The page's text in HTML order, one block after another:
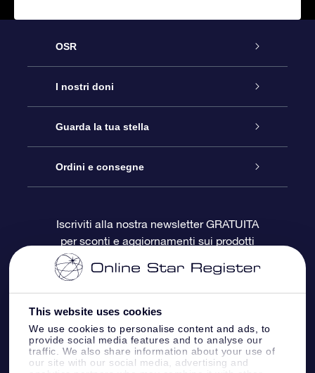
This website uses cookies
We use cookies to personalise content and ads, to
provide social media features and to analyse our
traffic. We also share information about your use of
our site with our social media, advertising and
OSR
Assistenza
Contattaci
Blog
OSR Recensioni
I nostri doni
Online Star Gift
Pacchetto regalo OSR
Gift Card OSR
Doni aziendali
Guarda la tua stella
Registro stellare
Star Page personalizzata
One Million Stars
OSR Starsaver
App VR ‘Fly me to the stars’
Ordini e consegne
Informazioni di Pagamento
Politica di reso
Costellazioni
Iscriviti alla nostra newsletter GRATUITA
per sconti e aggiornamenti sui prodotti